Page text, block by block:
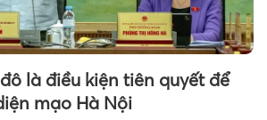
là điều kiện tiên quyết để
mạo Hà Nội